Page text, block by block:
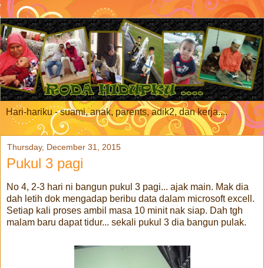
Hari-hariku - suami, anak, parents, adik2, dan kerja....
Thursday, December 31, 2015
Pukul 3 pagi
No 4, 2-3 hari ni bangun pukul 3 pagi... ajak main. Mak dia
dah letih dok mengadap beribu data dalam microsoft excell.
Setiap kali proses ambil masa 10 minit nak siap. Dah tgh
malam baru dapat tidur... sekali pukul 3 dia bangun pulak.